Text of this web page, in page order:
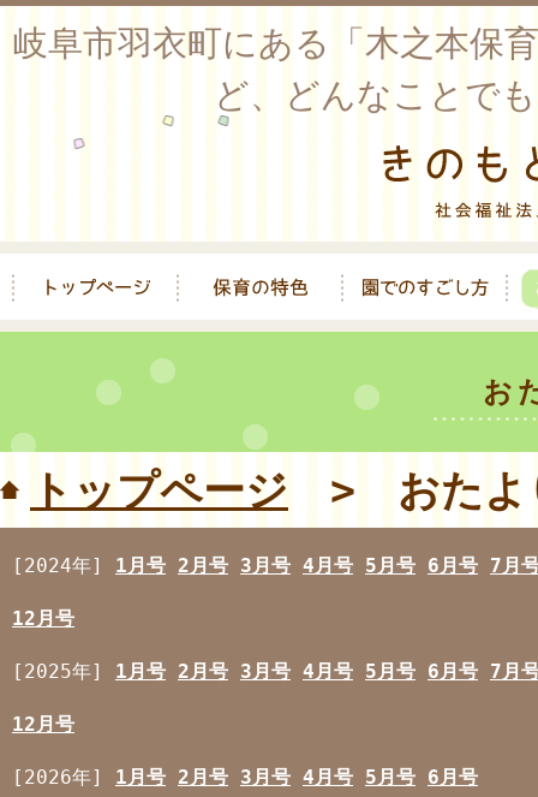
岐阜市羽衣町にある「木之本保
ど、どんなことで
お
トップページ > おたよ
[2024年] 1月号 2月号 3月号 4月号 5月号 6月号 7月
12月号
[2025年] 1月号 2月号 3月号 4月号 5月号 6月号 7月
12月号
[2026年] 1月号 2月号 3月号 4月号 5月号 6月号